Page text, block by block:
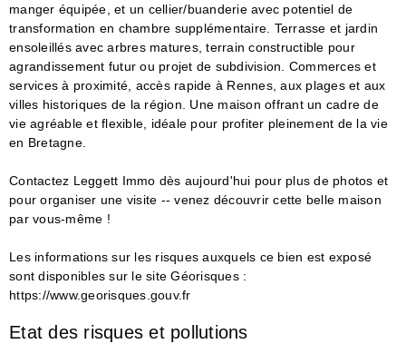
manger équipée, et un cellier/buanderie avec potentiel de
transformation en chambre supplémentaire. Terrasse et jardin
ensoleillés avec arbres matures, terrain constructible pour
agrandissement futur ou projet de subdivision. Commerces et
services à proximité, accès rapide à Rennes, aux plages et aux
villes historiques de la région. Une maison offrant un cadre de
vie agréable et flexible, idéale pour profiter pleinement de la vie
en Bretagne.
Contactez Leggett Immo dès aujourd'hui pour plus de photos et
pour organiser une visite -- venez découvrir cette belle maison
par vous-même !
Les informations sur les risques auxquels ce bien est exposé
sont disponibles sur le site Géorisques :
https://www.georisques.gouv.fr
Etat des risques et pollutions